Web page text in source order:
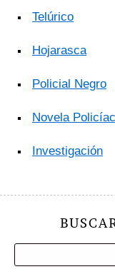
Telúrico
Hojarasca
Policial Negro
Novela
Investigación